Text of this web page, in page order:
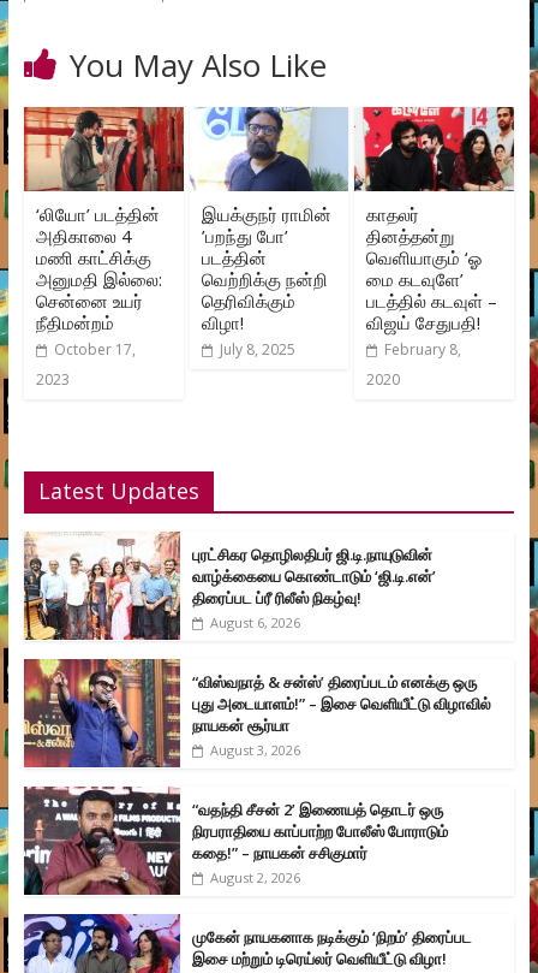
You May Also Like
‘லியோ’ படத்தின்
அதிகாலை 4
மணி காட்சிக்கு
அனுமதி இல்லை:
சென்னை உயர்
நீதிமன்றம்
October 17,
2023
இயக்குநர் ராமின்
’பறந்து போ’
படத்தின்
வெற்றிக்கு நன்றி
தெரிவிக்கும்
விழா!
July 8, 2025
காதலர்
தினத்தன்று
வெளியாகும் ‘ஓ
மை கடவுளே’
படத்தில் கடவுள் –
விஜய் சேதுபதி!
February 8,
2020
Latest Updates
புரட்சிகர தொழிலதிபர் ஜி.டி.நாயுடுவின்
வாழ்க்கையை கொண்டாடும் ‘ஜி.டி.என்’
திரைப்பட ப்ரீ ரிலீஸ் நிகழ்வு!
August 6, 2026
“விஸ்வநாத் & சன்ஸ்’ திரைப்படம் எனக்கு ஒரு
புது அடையாளம்!” – இசை வெளியீட்டு விழாவில்
நாயகன் சூர்யா
August 3, 2026
“வதந்தி சீசன் 2’ இணையத் தொடர் ஒரு
நிரபராதியை காப்பாற்ற போலீஸ் போராடும்
கதை!” – நாயகன் சசிகுமார்
August 2, 2026
முகேன் நாயகனாக நடிக்கும் ‘நிறம்’ திரைப்பட
இசை மற்றும் டிரெய்லர் வெளியீட்டு விழா!